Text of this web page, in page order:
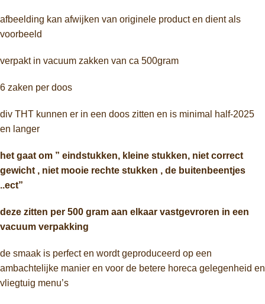
afbeelding kan afwijken van originele product en dient als
voorbeeld
verpakt in vacuum zakken van ca 500gram
6 zaken per doos
div THT kunnen er in een doos zitten en is minimal half-2025
en langer
het gaat om ” eindstukken, kleine stukken, niet correct
gewicht , niet mooie rechte stukken , de buitenbeentjes
..ect”
deze zitten per 500 gram aan elkaar vastgevroren in een
vacuum verpakking
de smaak is perfect en wordt geproduceerd op een
ambachtelijke manier en voor de betere horeca gelegenheid en
vliegtuig menu’s